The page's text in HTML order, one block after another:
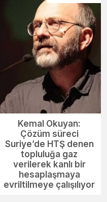
Kemal Okuyan:
Çözüm süreci
Suriye’de HTŞ denen
topluluğa gaz
verilerek kanlı bir
hesaplaşmaya
evriltilmeye çalışılıyor